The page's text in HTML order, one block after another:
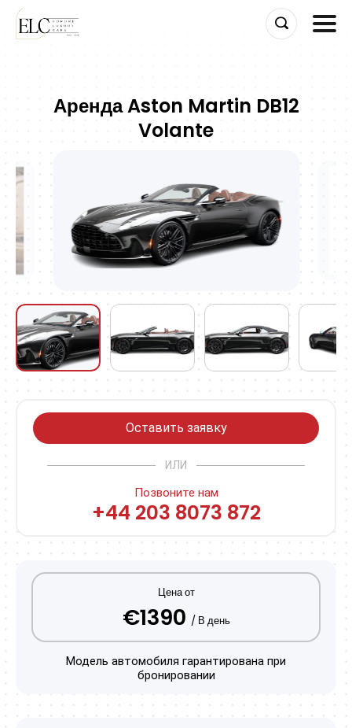
Аренда Aston Martin DB12
Volante
Оставить заявку
ИЛИ
Позвоните нам
+44 203 8073 872
Цена от
€1390 / В день
Модель автомобиля гарантирована при
бронировании